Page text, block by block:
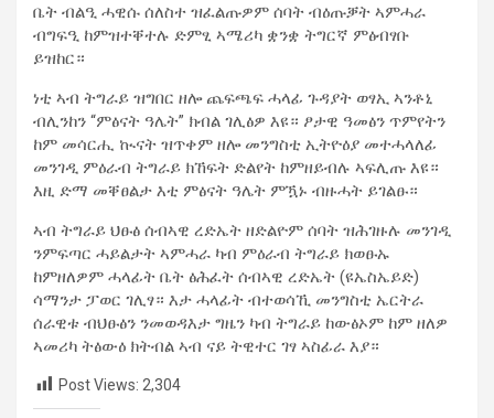
ቤት ብልዒ ሓዊሱ ሰለስተ ዝፈልጡዎም ሰባት ብዕጡቓት ኣምሓራ
ብግፍዒ ከምዝተቐተሉ ድምፂ ኣሜሪካ ቋንቋ ትግርኛ ምፅብፃቡ
ይዝከር።
ነቲ ኣብ ትግራይ ዝግበር ዘሎ ጨፍጫፍ ሓላፊ ጉዳያት ወፃኢ ኣንቶኒ
ብሊንከን “ምፅናት ዓሌት” ክብል ገሊፅዎ እዩ። ፆታዊ ዓመፅን ጥምየትን
ከም መሳርሒ ኲናት ዝጥቀም ዘሎ መንግስቲ ኢትዮዕያ መተሓላለፊ
መንገዲ ምዕራብ ትግራይ ክኸፍት ድልየት ከምዘይብሉ ኣፍሊጡ እዩ።
እዚ ድማ መቐፀልታ እቲ ምፅናት ዓሌት ምዃኑ ብዙሓት ይገልፁ።
ኣብ ትግራይ ህፁፅ ሰብኣዊ ረድኤት ዘድልዮም ሰባት ዝሕገዙሉ መንገዲ
ንምፍጣር ሓይልታት ኣምሓራ ካብ ምዕራብ ትግራይ ክወፁኡ
ከምዘለዎም ሓላፊት ቤት ፅሕፈት ሰብኣዊ ረድኤት (ዩኤስኤይድ)
ሳማንታ ፓወር ገሊፃ። እታ ሓላፊት ብተወሳኺ መንግስቲ ኤርትራ
ሰራዊቱ ብህፁፅን ንመወዳእታ ግዜን ካብ ትግራይ ከውፅኦም ከም ዘለዎ
ኣመሪካ ትፅውዕ ክትብል ኣብ ናይ ትዊተር ገፃ ኣስፊራ እያ።
Post Views: 2,304